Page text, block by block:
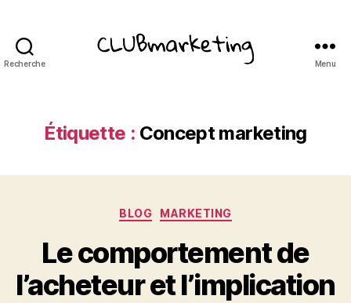
Recherche Menu
Étiquette : Concept marketing
Catégories
BLOG MARKETING
Le comportement de
l’acheteur et l’implication